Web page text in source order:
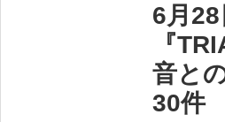
6月
『
音と
30件